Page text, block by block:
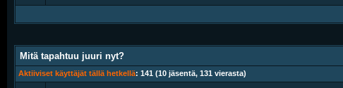
Mitä tapahtuu juuri nyt?
Aktiiviset käyttäjät tällä hetkellä: 141 (10 jäsentä, 131 vierasta)